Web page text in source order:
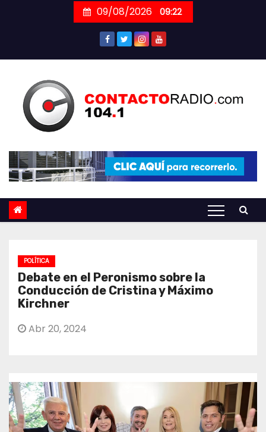
09/08/2026 09:22
POLÍTICA
Debate en el Peronismo sobre la
Conducción de Cristina y Máximo
Kirchner
Abr 20, 2024